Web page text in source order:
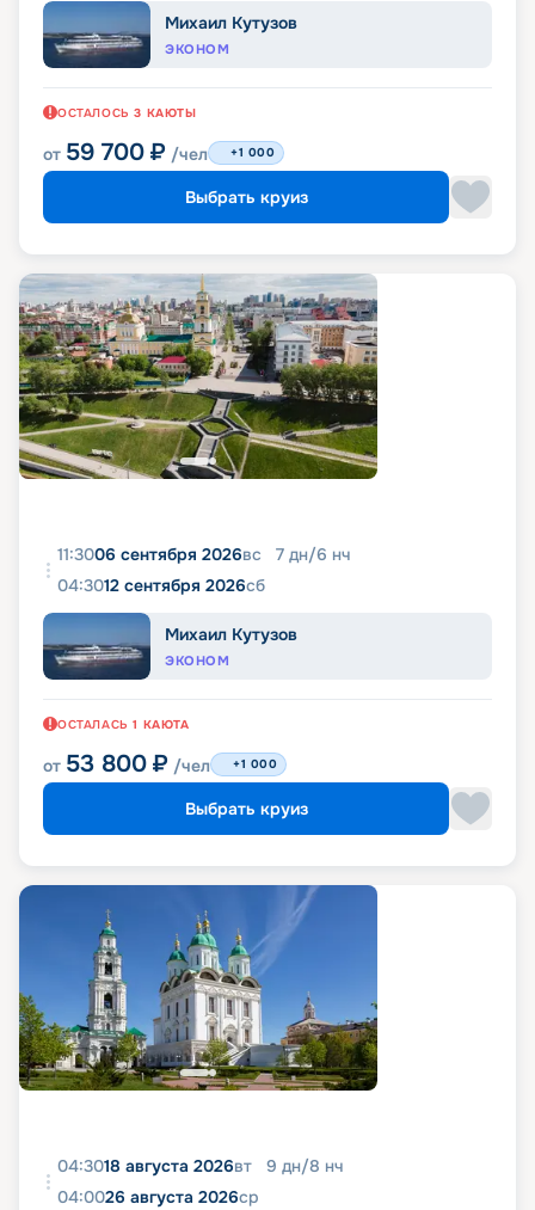
Михаил Кутузов
ЭКОНОМ
ОСТАЛОСЬ 3 КАЮТЫ
от 59 700 ₽ /чел +1 000
Выбрать круиз
11:3006 сентября 2026вс 7 дн/6 нч
04:3012 сентября 2026сб
Михаил Кутузов
ЭКОНОМ
ОСТАЛАСЬ 1 КАЮТА
от 53 800 ₽ /чел +1 000
Выбрать круиз
04:3018 августа 2026вт 9 дн/8 нч
04:0026 августа 2026ср